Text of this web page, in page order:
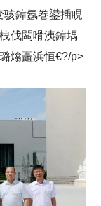
鍏氬巻鍙插睍
伐闆嗗洟鍏堣
熻矗浜恒€?/p>